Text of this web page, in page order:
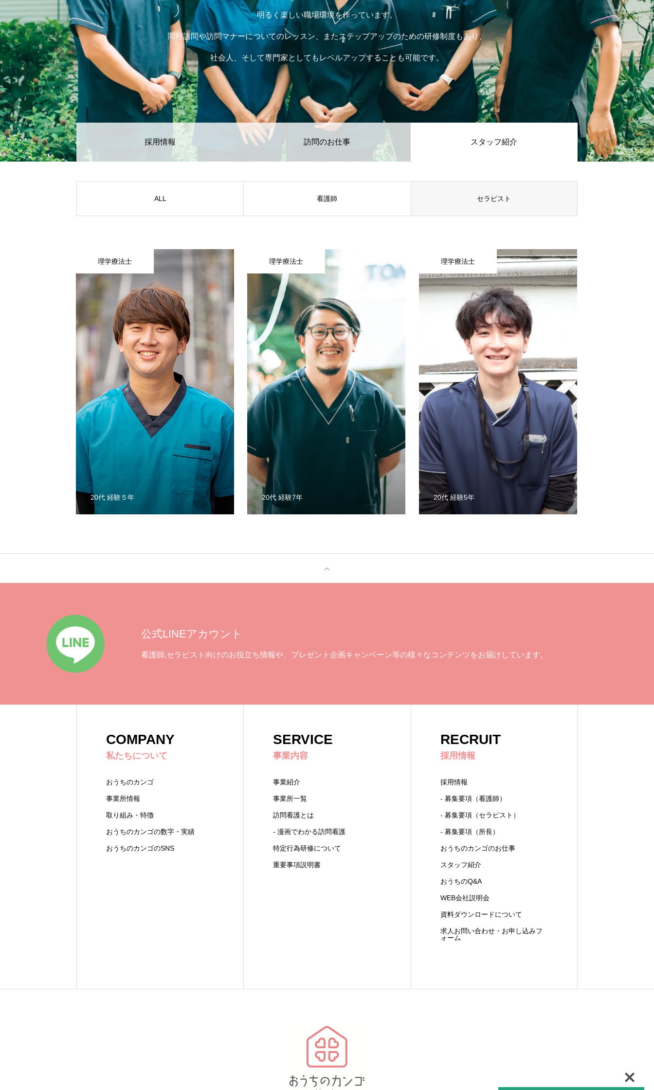
私たちについて
事業内容
採用情報
会社説明会 / 資料ダウンロードについて
明るく楽しい職場環境を作っています。
同行訪問や訪問マナーについてのレッスン、またステップアップのための研修制度もあり、
社会人、そして専門家としてもレベルアップすることも可能です。
採用情報 訪問のお仕事 スタッフ紹介
ALL 看護師 セラピスト
理学療法士
20代 経験５年
理学療法士
20代 経験7年
理学療法士
20代 経験5年
公式LINEアカウント
看護師,セラピスト向けのお役立ち情報や、プレゼント企画キャンペーン等の様々なコンテンツをお届けしています。
COMPANY
私たちについて
おうちのカンゴ
事業所情報
取り組み・特徴
おうちのカンゴの数字・実績
おうちのカンゴのSNS
SERVICE
事業内容
事業紹介
事業所一覧
訪問看護とは
- 漫画でわかる訪問看護
特定行為研修について
重要事項説明書
RECRUIT
採用情報
採用情報
- 募集要項（看護師）
- 募集要項（セラピスト）
- 募集要項（所長）
おうちのカンゴのお仕事
スタッフ紹介
おうちのQ&A
WEB会社説明会
資料ダウンロードについて
求人お問い合わせ・お申し込みフ
ォーム